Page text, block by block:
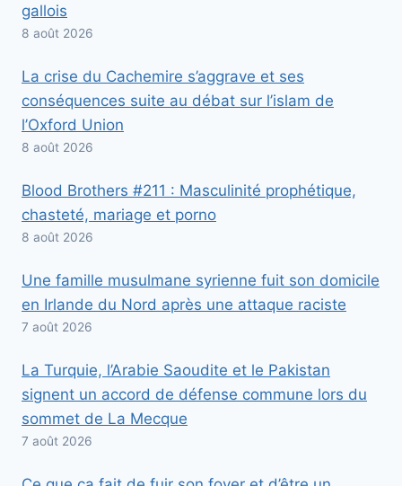
gallois
8 août 2026
La crise du Cachemire s’aggrave et ses
conséquences suite au débat sur l’islam de
l’Oxford Union
8 août 2026
Blood Brothers #211 : Masculinité prophétique,
chasteté, mariage et porno
8 août 2026
Une famille musulmane syrienne fuit son domicile
en Irlande du Nord après une attaque raciste
7 août 2026
La Turquie, l’Arabie Saoudite et le Pakistan
signent un accord de défense commune lors du
sommet de La Mecque
7 août 2026